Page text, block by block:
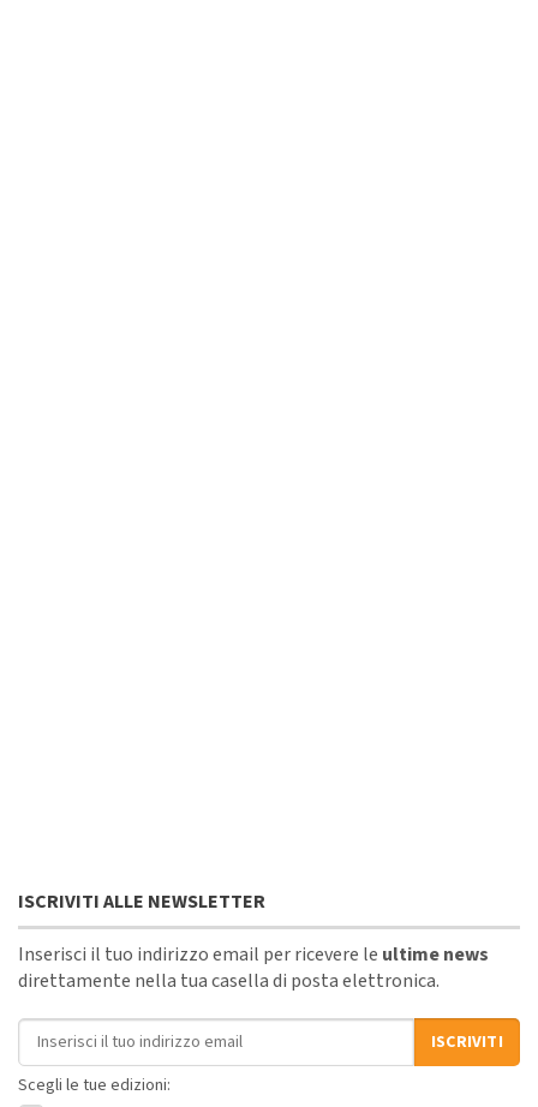
ISCRIVITI ALLE NEWSLETTER
Inserisci il tuo indirizzo email per ricevere le ultime news
direttamente nella tua casella di posta elettronica.
Indirizzo email
ISCRIVITI
Scegli le tue edizioni: